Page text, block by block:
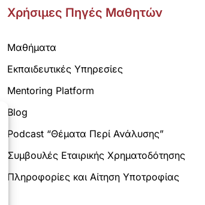
Χρήσιμες Πηγές Μαθητών
Μαθήματα
Εκπαιδευτικές Υπηρεσίες
Mentoring Platform
Blog
Podcast “Θέματα Περί Ανάλυσης”
Συμβουλές Εταιρικής Χρηματοδότησης
Πληροφορίες και Αίτηση Υποτροφίας